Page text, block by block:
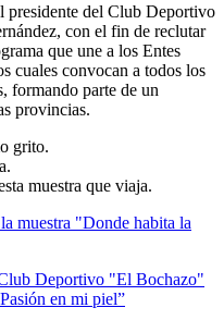
presidente del Club Deportivo
con el fin de reclutar
que une a los Entes
cuales convocan a todos los
formando parte de un
provincias.
grito.
muestra que viaja.
muestra "Donde habita la
Deportivo "El Bochazo"
en mi piel”